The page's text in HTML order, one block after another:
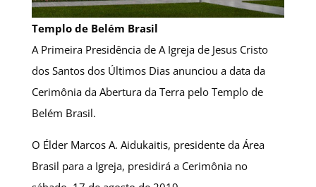
Templo de Belém Brasil
A Primeira Presidência de A Igreja de Jesus Cristo
dos Santos dos Últimos Dias anunciou a data da
Cerimônia da Abertura da Terra pelo Templo de
Belém Brasil.
O Élder Marcos A. Aidukaitis, presidente da Área
Brasil para a Igreja, presidirá a Cerimônia no